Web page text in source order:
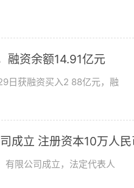
融资余额14.91亿元
日获融资买入2 88亿元，融
成立 注册资本10万人民
有限公司成立，法定代表人